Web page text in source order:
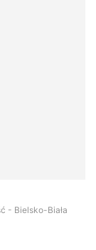
- Bielsko-Biała